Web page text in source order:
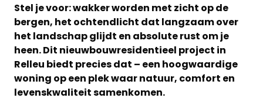
Stel je voor: wakker worden met zicht op de
bergen, het ochtendlicht dat langzaam over
het landschap glijdt en absolute rust om je
heen. Dit nieuwbouwresidentieel project in
Relleu biedt precies dat – een hoogwaardige
woning op een plek waar natuur, comfort en
levenskwaliteit samenkomen.